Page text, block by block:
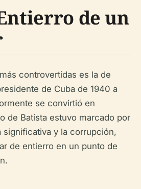
de un
controvertidas es la de
de Cuba de 1940 a
se convirtió en
de Batista estuvo marcado por
significativa y la corrupción,
de entierro en un punto de